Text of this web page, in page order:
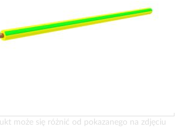
może się różnić od pokazanego na zdjęciu